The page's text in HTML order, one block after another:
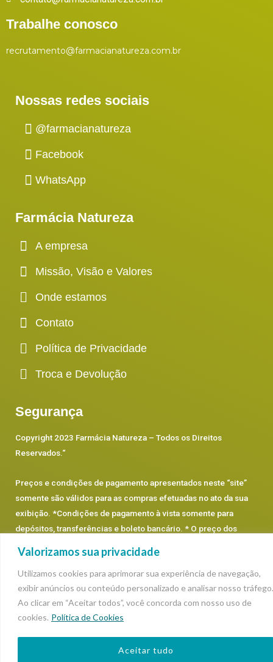
Valorizamos sua privacidade
Utilizamos cookies para aprimorar sua experiência de navegação,
exibir anúncios ou conteúdo personalizado e analisar nosso tráfego.
Ao clicar em “Aceitar todos”, você concorda com nosso uso de
cookies. Política de Cookies
Aceitar tudo
Trabalhe conosco
recrutamento@farmacianatureza.com.br
Nossas redes sociais
@farmacianatureza
Facebook
WhatsApp
Farmácia Natureza
A empresa
Missão, Visão e Valores
Onde estamos
Contato
Política de Privacidade
Troca e Devolução
Segurança
Copyright 2023 Farmácia Natureza – Todos os Direitos
Reservados.“
Preços e condições de pagamento apresentados neste “site”
somente são válidos para as compras efetuadas no ato da sua
exibição. *Condições de pagamento à vista somente para
depósitos, transferências e boleto bancário. * O preço dos
podendo sofrer alterações.